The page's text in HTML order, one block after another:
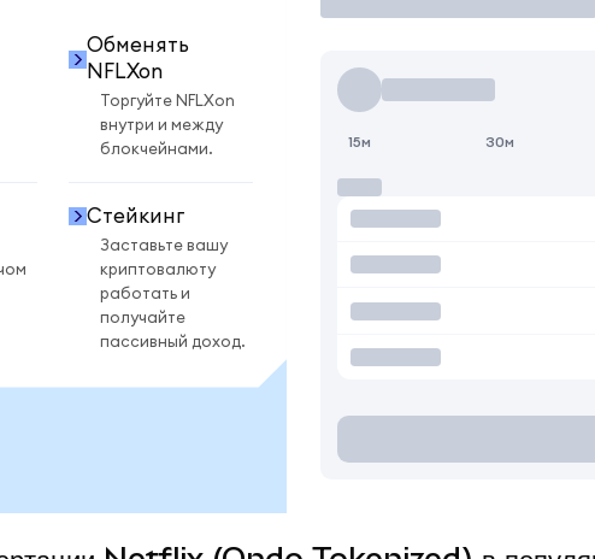
Обменять
NFLXon
Торгуйте NFLXon
внутри и между
блокчейнами.
Стейкинг
Заставьте вашу
криптовалюту
работать и
получайте
пассивный доход.
15м 30м